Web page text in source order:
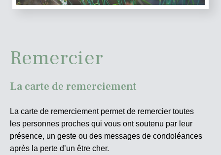
Remercier
La carte de remerciement
La carte de remerciement permet de remercier toutes
les personnes proches qui vous ont soutenu par leur
présence, un geste ou des messages de condoléances
après la perte d’un être cher.